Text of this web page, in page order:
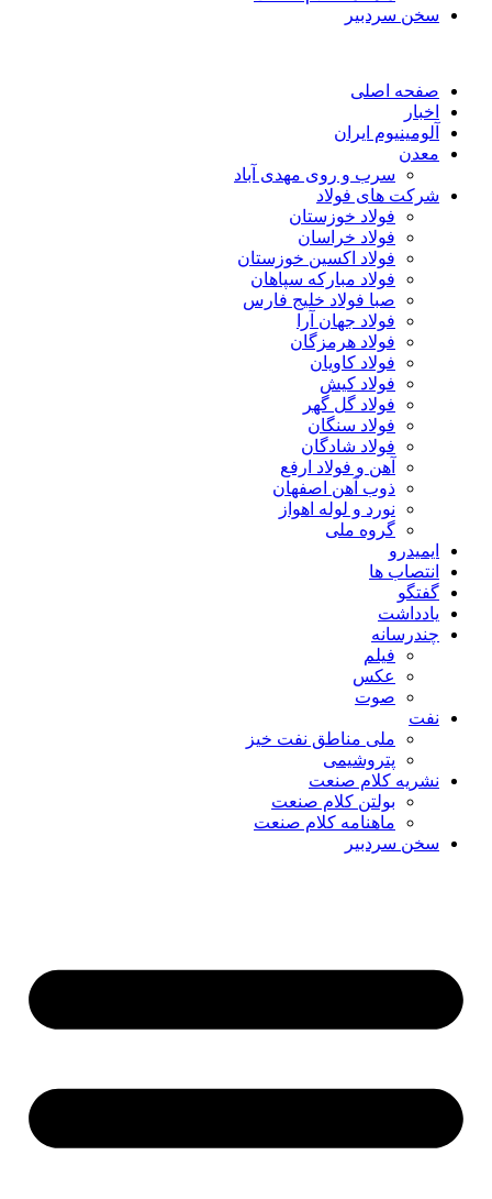
سخن سردبیر
صفحه اصلی
اخبار
آلومینیوم ایران
معدن
سرب و روی مهدی آباد
شرکت های فولاد
فولاد خوزستان
فولاد خراسان
فولاد اکسین خوزستان
فولاد مبارکه سپاهان
صبا فولاد خلیج فارس
فولاد جهان آرا
فولاد هرمزگان
فولاد کاویان
فولاد کیش
فولاد گل گهر
فولاد سنگان
فولاد شادگان
آهن و فولاد ارفع
ذوب آهن اصفهان
نورد و لوله اهواز
گروه ملی
ایمیدرو
انتصاب ها
گفتگو
یادداشت
چندرسانه
فیلم
عکس
صوت
نفت
ملی مناطق نفت خیز
پتروشیمی
نشریه کلام صنعت
بولتن کلام صنعت
ماهنامه کلام صنعت
سخن سردبیر